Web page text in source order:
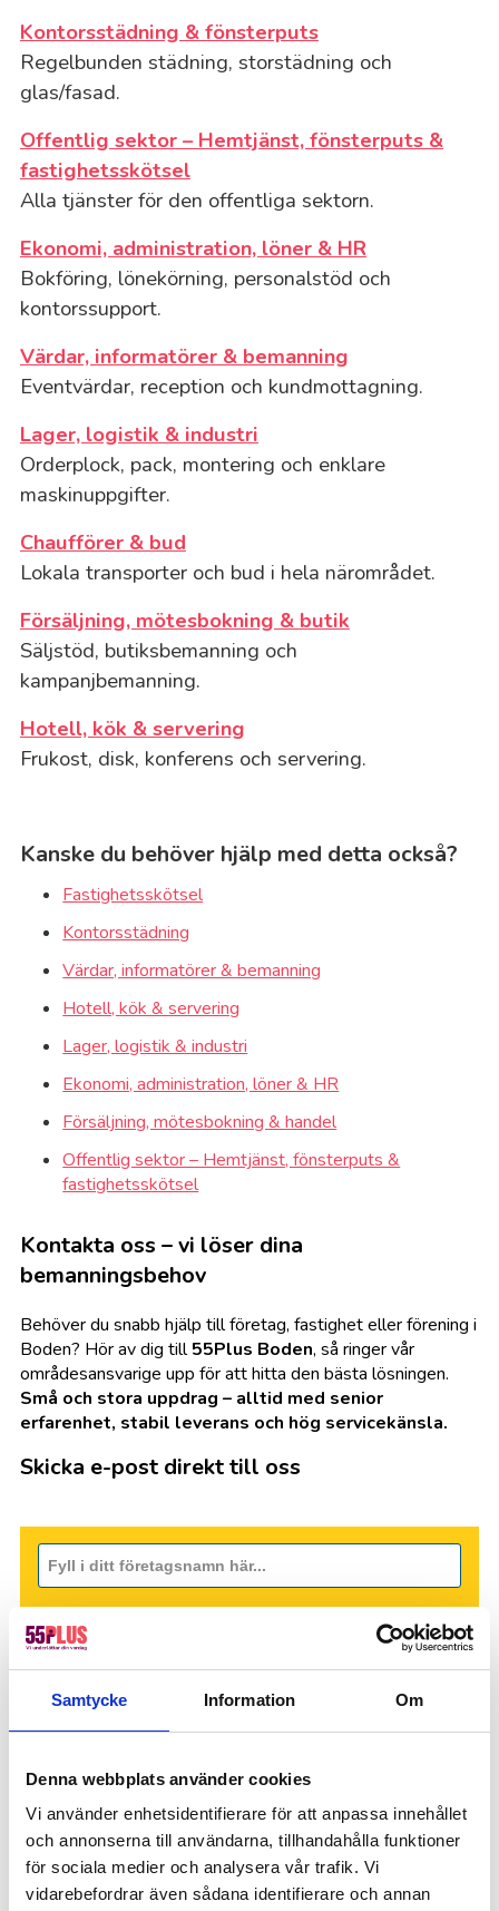
Samtycke Information Om
Denna webbplats använder cookies
Vi använder enhetsidentifierare för att anpassa innehållet
och annonserna till användarna, tillhandahålla funktioner
för sociala medier och analysera vår trafik. Vi
vidarebefordrar även sådana identifierare och annan
Kontorsstädning & fönsterputs
Regelbunden städning, storstädning och
glas/fasad.
Offentlig sektor – Hemtjänst, fönsterputs &
fastighetsskötsel
Alla tjänster för den offentliga sektorn.
Ekonomi, administration, löner & HR
Bokföring, lönekörning, personalstöd och
kontorssupport.
Värdar, informatörer & bemanning
Eventvärdar, reception och kundmottagning.
Lager, logistik & industri
Orderplock, pack, montering och enklare
maskinuppgifter.
Chaufförer & bud
Lokala transporter och bud i hela närområdet.
Försäljning, mötesbokning & butik
Säljstöd, butiksbemanning och
kampanjbemanning.
Hotell, kök & servering
Frukost, disk, konferens och servering.
Kanske du behöver hjälp med detta också?
Fastighetsskötsel
Kontorsstädning
Värdar, informatörer & bemanning
Hotell, kök & servering
Lager, logistik & industri
Ekonomi, administration, löner & HR
Försäljning, mötesbokning & handel
Offentlig sektor – Hemtjänst, fönsterputs &
fastighetsskötsel
Kontakta oss – vi löser dina
bemanningsbehov
Behöver du snabb hjälp till företag, fastighet eller förening i
Boden? Hör av dig till55Plus Boden, så ringer vår
områdesansvarige upp för att hitta den bästa lösningen.
Små och stora uppdrag – alltid med senior
erfarenhet, stabil leverans och hög servicekänsla.
Skicka e-post direkt till oss